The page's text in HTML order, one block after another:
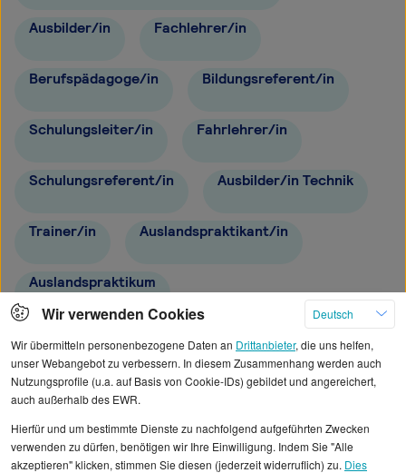
Ausbilder/in Fachlehrer/in
Berufspädagoge/in Bildungsreferent/in
Schulungsleiter/in Fahrlehrer/in
Schulungsreferent/in Ausbilder/in Technik
Trainer/in Auslandspraktikant/in
Auslandspraktikum
Praktikum global Training Technischer Trainer
Wir verwenden Cookies
Deutsch
Wir übermitteln personenbezogene Daten an Drittanbieter, die uns helfen,
unser Webangebot zu verbessern. In diesem Zusammenhang werden auch
Nutzungsprofile (u.a. auf Basis von Cookie-IDs) gebildet und angereichert,
auch außerhalb des EWR.
Hierfür und um bestimmte Dienste zu nachfolgend aufgeführten Zwecken
verwenden zu dürfen, benötigen wir Ihre Einwilligung. Indem Sie "Alle
akzeptieren" klicken, stimmen Sie diesen (jederzeit widerruflich) zu. Dies